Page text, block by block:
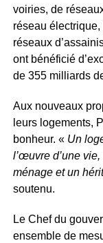
voiries, de
réseau
réseaux
ont bénéficié
de 355 milliards
Aux nouveaux
leurs logements,
bonheur. « Un
l’œuvre d’une
ménage et un
soutenu.
Le Chef du
ensemble de